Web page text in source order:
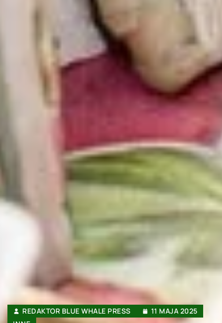
REDAKTOR BLUE WHALE PRESS
11 MAJA 2025